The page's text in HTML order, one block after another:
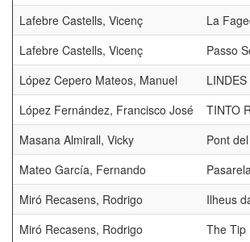
Lafebre Castells, Vicenç
La
Lafebre Castells, Vicenç
Passo
López Cepero Mateos, Manuel
LINDES
López Fernández, Francisco José
TINTO
Masana Almirall, Vicky
Pont
Mateo García, Fernando
Miró Recasens, Rodrigo
Ilheus
Miró Recasens, Rodrigo
The Tip